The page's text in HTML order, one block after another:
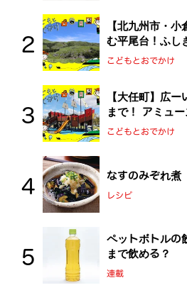
【北九州市・
む平尾台！ふし
を探検しよう！
こどもとおでかけ
【大任町】広
まで！ アミュ
おとう桜街道
こどもとおでかけ
なすのみぞれ煮
レシピ
ペットボトルの
まで飲める？
連載